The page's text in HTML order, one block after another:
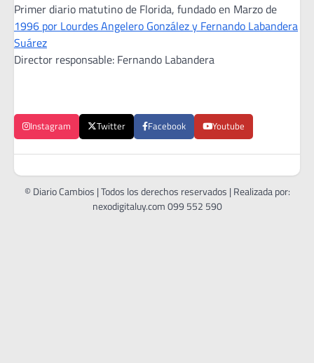
Primer diario matutino de Florida, fundado en Marzo de
1996 por Lourdes Angelero González y Fernando Labandera
Suárez
Director responsable: Fernando Labandera
Instagram Twitter Facebook Youtube